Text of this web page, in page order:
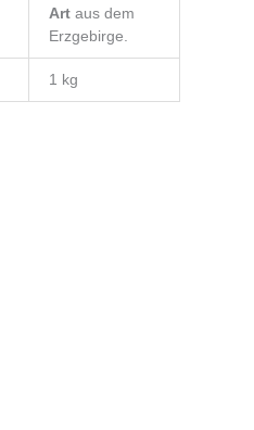
Art aus dem
Erzgebirge.
1 kg